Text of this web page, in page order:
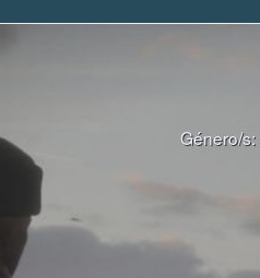
Género/s: